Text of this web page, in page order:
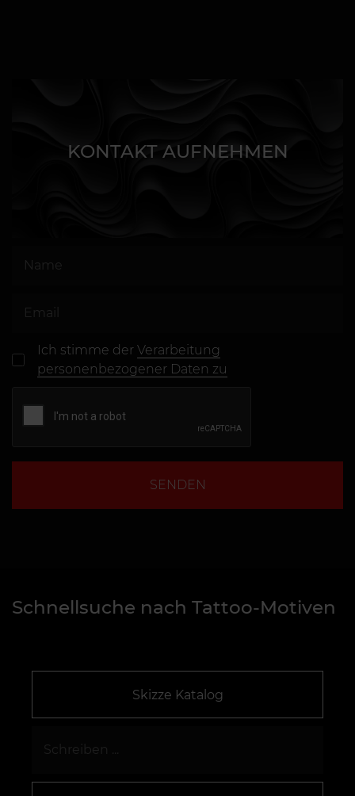
KONTAKT AUFNEHMEN
Ich stimme derVerarbeitung
personenbezogener Daten zu
SENDEN
Schnellsuche nach Tattoo-Motiven
Skizze Katalog